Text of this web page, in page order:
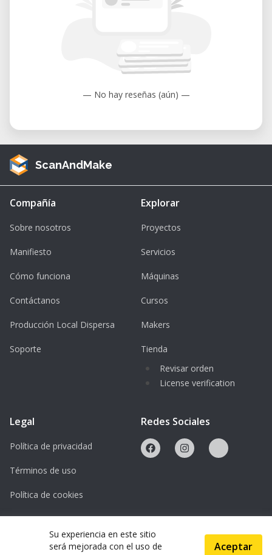
— No hay reseñas (aún) —
ScanAndMake
Compañía
Sobre nosotros
Manifiesto
Cómo funciona
Contáctanos
Producción Local Dispersa
Soporte
Explorar
Proyectos
Servicios
Máquinas
Cursos
Makers
Tienda
Revisar orden
License verification
Legal
Política de privacidad
Términos de uso
Política de cookies
Licencias
Redes Sociales
Su experiencia en este sitio
será mejorada con el uso de
Aceptar